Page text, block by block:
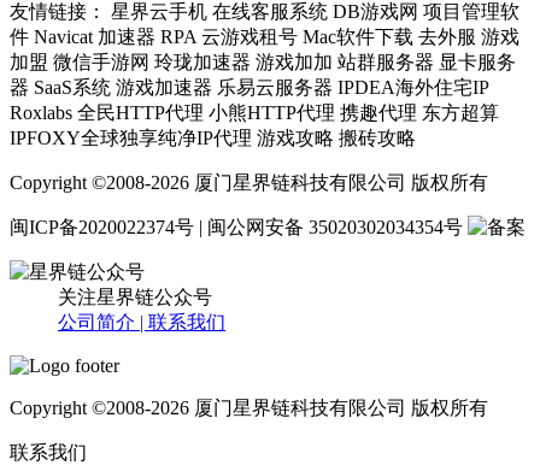
友情链接： 星界云手机 在线客服系统 DB游戏网 项目管理软
件 Navicat 加速器 RPA 云游戏租号 Mac软件下载 去外服 游戏
加盟 微信手游网 玲珑加速器 游戏加加 站群服务器 显卡服务
器 SaaS系统 游戏加速器 乐易云服务器 IPDEA海外住宅IP
Roxlabs 全民HTTP代理 小熊HTTP代理 携趣代理 东方超算
IPFOXY全球独享纯净IP代理 游戏攻略 搬砖攻略
Copyright ©2008-2026 厦门星界链科技有限公司 版权所有
闽ICP备2020022374号 | 闽公网安备 35020302034354号
关注星界链公众号
公司简介 | 联系我们
Copyright ©2008-2026 厦门星界链科技有限公司 版权所有
联系我们